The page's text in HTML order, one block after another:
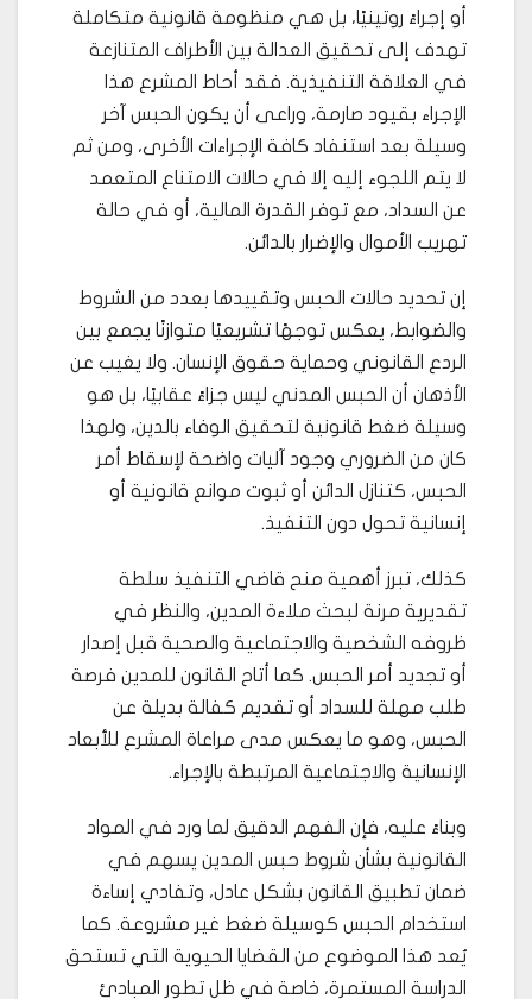
أو إجراءً روتينيًا، بل هي منظومة قانونية متكاملة
تهدف إلى تحقيق العدالة بين الأطراف المتنازعة
في العلاقة التنفيذية. فقد أحاط المشرع هذا
الإجراء بقيود صارمة، وراعى أن يكون الحبس آخر
وسيلة بعد استنفاد كافة الإجراءات الأخرى، ومن ثم
لا يتم اللجوء إليه إلا في حالات الامتناع المتعمد
عن السداد، مع توفر القدرة المالية، أو في حالة
تهريب الأموال والإضرار بالدائن.
إن تحديد حالات الحبس وتقييدها بعدد من الشروط
والضوابط، يعكس توجهًا تشريعيًا متوازنًا يجمع بين
الردع القانوني وحماية حقوق الإنسان. ولا يغيب عن
الأذهان أن الحبس المدني ليس جزاءً عقابيًا، بل هو
وسيلة ضغط قانونية لتحقيق الوفاء بالدين، ولهذا
كان من الضروري وجود آليات واضحة لإسقاط أمر
الحبس، كتنازل الدائن أو ثبوت موانع قانونية أو
إنسانية تحول دون التنفيذ.
كذلك، تبرز أهمية منح قاضي التنفيذ سلطة
تقديرية مرنة لبحث ملاءة المدين، والنظر في
ظروفه الشخصية والاجتماعية والصحية قبل إصدار
أو تجديد أمر الحبس. كما أتاح القانون للمدين فرصة
طلب مهلة للسداد أو تقديم كفالة بديلة عن
الحبس، وهو ما يعكس مدى مراعاة المشرع للأبعاد
الإنسانية والاجتماعية المرتبطة بالإجراء.
وبناءً عليه، فإن الفهم الدقيق لما ورد في المواد
القانونية بشأن شروط حبس المدين يسهم في
ضمان تطبيق القانون بشكل عادل، وتفادي إساءة
استخدام الحبس كوسيلة ضغط غير مشروعة. كما
يُعد هذا الموضوع من القضايا الحيوية التي تستحق
الدراسة المستمرة، خاصة في ظل تطور المبادئ